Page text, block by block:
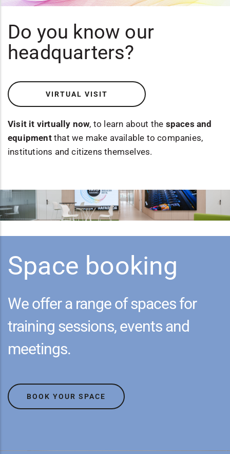
Do you know our
headquarters?
VIRTUAL VISIT
Visit it virtually now, to learn about the spaces and
equipmentthat we make available to companies,
institutions and citizens themselves.
Space booking
We offer a range of spaces for
training sessions, events and
meetings.
BOOK YOUR SPACE